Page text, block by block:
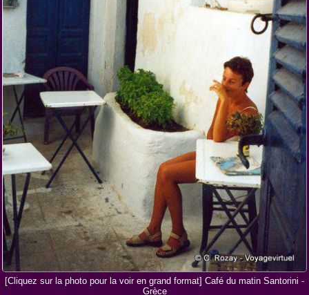
[Cliquez sur la photo pour la voir en grand format] Café du matin Santorini -
Grèce